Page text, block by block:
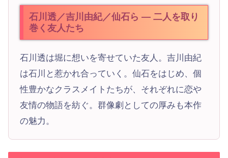
石川透／吉川由紀／仙石ら — 二人を取り
巻く友人たち
石川透は堀に想いを寄せていた友人。吉川由紀
は石川と惹かれ合っていく。仙石をはじめ、個
性豊かなクラスメイトたちが、それぞれに恋や
友情の物語を紡ぐ。群像劇としての厚みも本作
の魅力。